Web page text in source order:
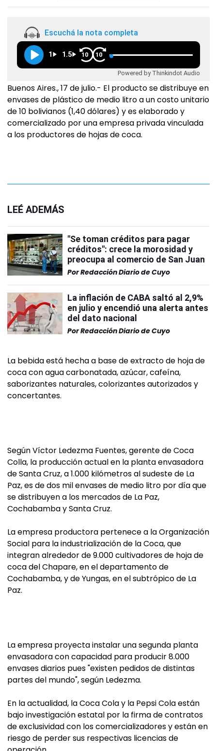
Escuchá la nota completa
1 1.5 10 10
Powered by Thinkindot Audio
Buenos Aires., 17 de julio.- El producto se distribuye en
envases de plástico de medio litro a un costo unitario
de 10 bolivianos (1,40 dólares) y es elaborado y
comercializado por una empresa privada vinculada
a los productores de hojas de coca.
LEÉ ADEMÁS
"Se toman créditos para pagar
créditos": crece la morosidad y
preocupa al comercio de San Juan
PorRedacción Diario de Cuyo
La inflación de CABA saltó al 2,9%
en julio y encendió una alerta antes
del dato nacional
PorRedacción Diario de Cuyo
La bebida está hecha a base de extracto de hoja de
coca con agua carbonatada, azúcar, cafeína,
saborizantes naturales, colorizantes autorizados y
concertantes.
Según Víctor Ledezma Fuentes, gerente de Coca
Colla, la producción actual en la planta envasadora
de Santa Cruz, a 1.000 kilómetros al sudeste de La
Paz, es de dos mil envases de medio litro por día que
se distribuyen a los mercados de La Paz,
Cochabamba y Santa Cruz.
La empresa productora pertenece a la Organización
Social para la industrialización de la Coca, que
integran alrededor de 9.000 cultivadores de hoja de
coca del Chapare, en el departamento de
Cochabamba, y de Yungas, en el subtrópico de La
Paz.
La empresa proyecta instalar una segunda planta
envasadora con capacidad para producir 8.000
envases diarios pues "existen pedidos de distintas
partes del mundo", según Ledezma.
En la actualidad, la Coca Cola y la Pepsi Cola están
bajo investigación estatal por la firma de contratos
de exclusividad con los comercializadores y están en
riesgo de perder sus respectivas licencias de